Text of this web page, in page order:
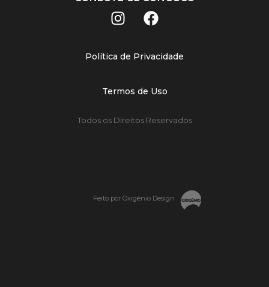
Política de Privacidade
Termos de Uso
Todos os Direitos Reservados
Feito por Oxigênio Design